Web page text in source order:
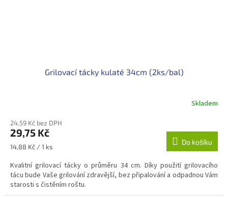
Grilovací tácky kulaté 34cm (2ks/bal)
Skladem
24,59 Kč bez DPH
29,75 Kč
Měrná
14,88 Kč / 1 ks
Do košíku
Kvalitní grilovací tácky o průměru 34 cm. Díky použití grilovacího
tácu bude Vaše grilování zdravější, bez připalování a odpadnou Vám
starosti s čistěním roštu.